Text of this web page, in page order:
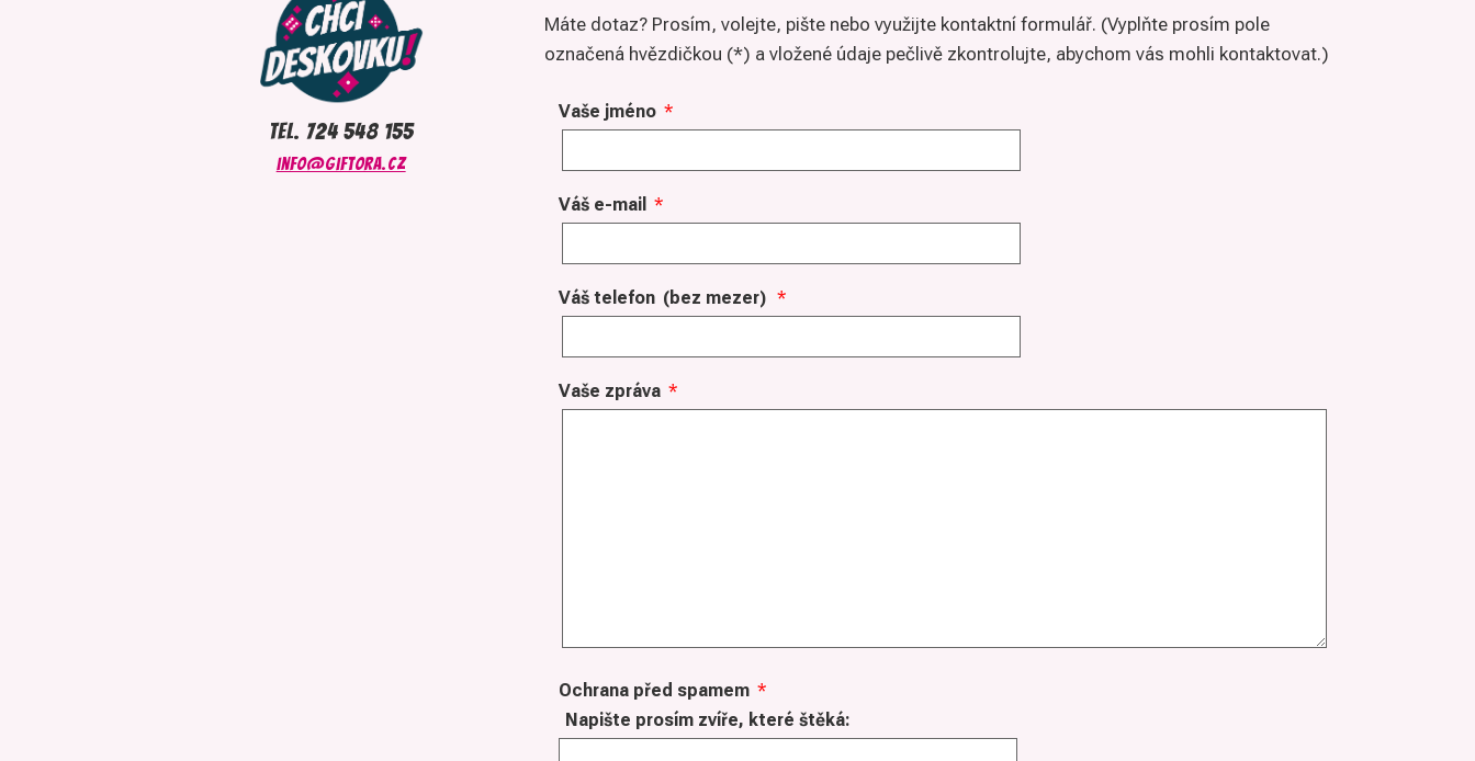
tel. 724 548 155
info@giftora.cz
Máte dotaz? Prosím, volejte, pište nebo využijte kontaktní formulář. (Vyplňte prosím pole
označená hvězdičkou (*) a vložené údaje pečlivě zkontrolujte, abychom vás mohli kontaktovat.)
Vaše jméno *
Váš e-mail *
Váš telefon (bez mezer) *
Vaše zpráva *
Ochrana před spamem *
Napište prosím zvíře, které štěká: